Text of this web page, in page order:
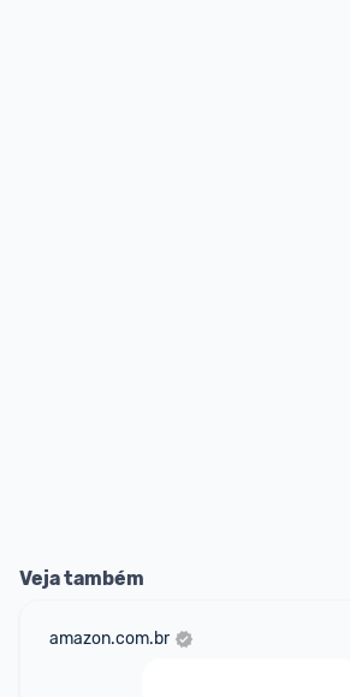
Veja também
amazon.com.br